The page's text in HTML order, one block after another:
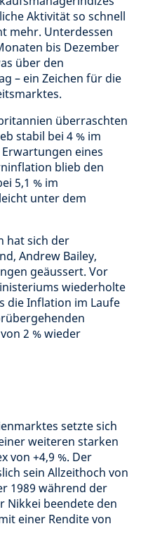
Aktivität so schnell
mehr. Unterdessen
bis Dezember
über den
– ein Zeichen für die
überraschten
stabil bei 4 % im
eines
blieb den
5,1 % im
unter dem
hat sich der
Andrew Bailey,
geäussert. Vor
wiederholte
die Inflation im Laufe
2 % wieder
setzte sich
weiteren starken
von +4,9 %. Der
sein Allzeithoch von
1989 während der
Nikkei beendete den
einer Rendite von